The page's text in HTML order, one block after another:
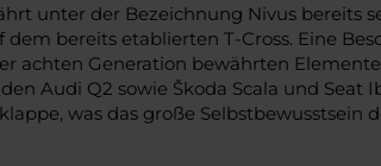
unter der Bezeichnung Nivus
bereits etablierten T-Cross. Eine
achten Generation bewährten
Audi Q2 sowie Škoda Scala und
was das große Selbstbewusstsein